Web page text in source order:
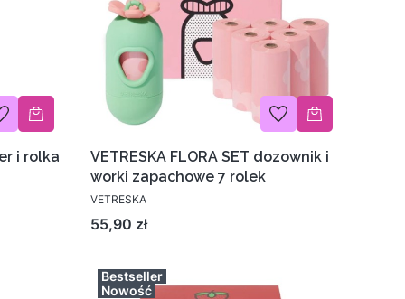
i rolka
VETRESKA FLORA SET dozownik i
worki zapachowe 7 rolek
VETRESKA
Cena
55,90 zł
Bestseller
Nowość